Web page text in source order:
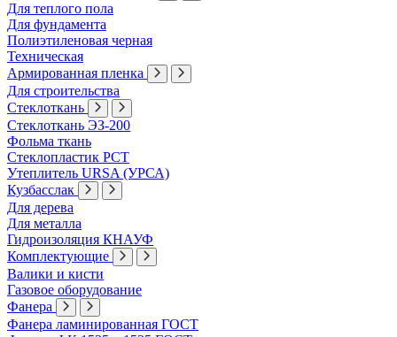
Для теплого пола
Для фундамента
Полиэтиленовая черная
Техническая
Армированная пленка
Для строительства
Стеклоткань
Стеклоткань ЭЗ-200
Фольма ткань
Стеклопластик РСТ
Утеплитель URSA (УРСА)
Кузбасслак
Для дерева
Для металла
Гидроизоляция КНАУФ
Комплектующие
Валики и кисти
Газовое оборудование
Фанера
Фанера ламинированная ГОСТ